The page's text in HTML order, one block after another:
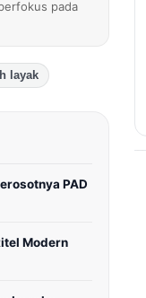
pada
layak
PAD
Modern